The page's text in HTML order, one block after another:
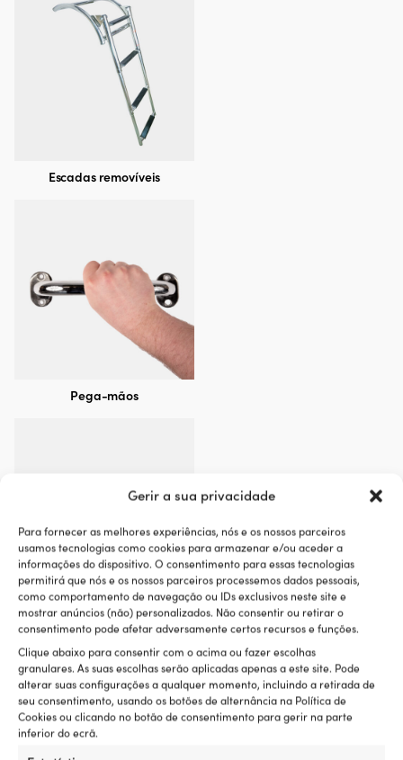
Gerir a sua privacidade
Para fornecer as melhores experiências, nós e os nossos parceiros
usamos tecnologias como cookies para armazenar e/ou aceder a
informações do dispositivo. O consentimento para essas tecnologias
permitirá que nós e os nossos parceiros processemos dados pessoais,
como comportamento de navegação ou IDs exclusivos neste site e
mostrar anúncios (não) personalizados. Não consentir ou retirar o
consentimento pode afetar adversamente certos recursos e funções.
Clique abaixo para consentir com o acima ou fazer escolhas
granulares. As suas escolhas serão aplicadas apenas a este site. Pode
alterar suas configurações a qualquer momento, incluindo a retirada de
seu consentimento, usando os botões de alternância na Política de
Cookies ou clicando no botão de consentimento para gerir na parte
inferior do ecrã.
Escadas removíveis
Pega-mãos
Pegadores